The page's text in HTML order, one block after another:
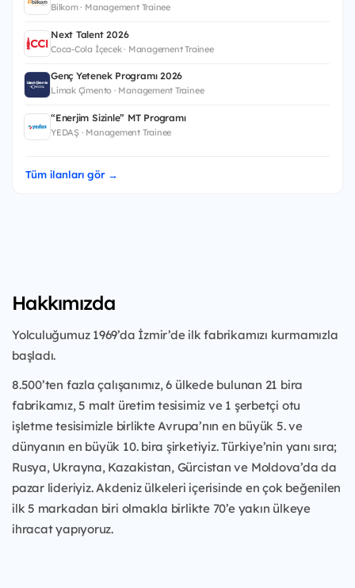
Bilkom · Management Trainee
Next Talent 2026
Coca-Cola İçecek · Management Trainee
Genç Yetenek Programı 2026
Limak Çimento · Management Trainee
“Enerjim Sizinle” MT Programı
YEDAŞ · Management Trainee
Tüm ilanları gör →
Hakkımızda
Yolculuğumuz 1969’da İzmir’de ilk fabrikamızı kurmamızla
başladı.
8.500’ten fazla çalışanımız, 6 ülkede bulunan 21 bira
fabrikamız, 5 malt üretim tesisimiz ve 1 şerbetçi otu
işletme tesisimizle birlikte Avrupa’nın en büyük 5. ve
dünyanın en büyük 10. bira şirketiyiz. Türkiye’nin yanı sıra;
Rusya, Ukrayna, Kazakistan, Gürcistan ve Moldova’da da
pazar lideriyiz. Akdeniz ülkeleri içerisinde en çok beğenilen
ilk 5 markadan biri olmakla birlikte 70’e yakın ülkeye
ihracat yapıyoruz.